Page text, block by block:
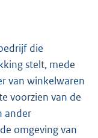
die
stelt, mede
van winkelwaren
voorzien van de
ander
omgeving van